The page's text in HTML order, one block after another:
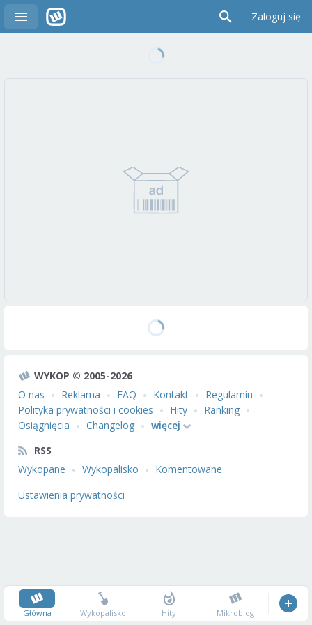
Zaloguj się
WYKOP © 2005-2026
O nas
Reklama FAQ Kontakt
Regulamin
Polityka prywatności i cookies
Hity
Ranking
Osiągnięcia
Changelog
więcej
RSS
Wykopane
Wykopalisko
Komentowane
Ustawienia prywatności
Główna Wykopalisko Hity Mikroblog